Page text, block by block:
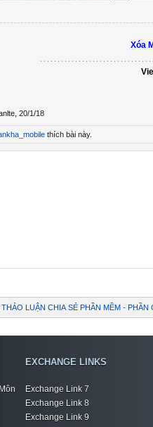
Xóa
20/1/18
thích bài này.
THẢO LUẬN CHIA SẺ PHẦN MỀM - PHẦN
EXCHANGE LINKS
Exchange Link 7
Exchange Link 8
Exchange Link 9